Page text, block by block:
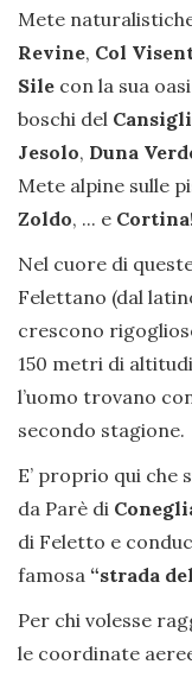
Mete
Revine, Col
Sile con la sua
boschi del
Jesolo, Duna
Mete alpine sulle
Zoldo, ... e Cortina
Nel cuore di
Felettano (dal
crescono
150 metri di
l’uomo trovano
secondo stagione.
E’ proprio qui che
da Parè di
di Feletto e
famosa “strada
Per chi volesse
le coordinate aeree: